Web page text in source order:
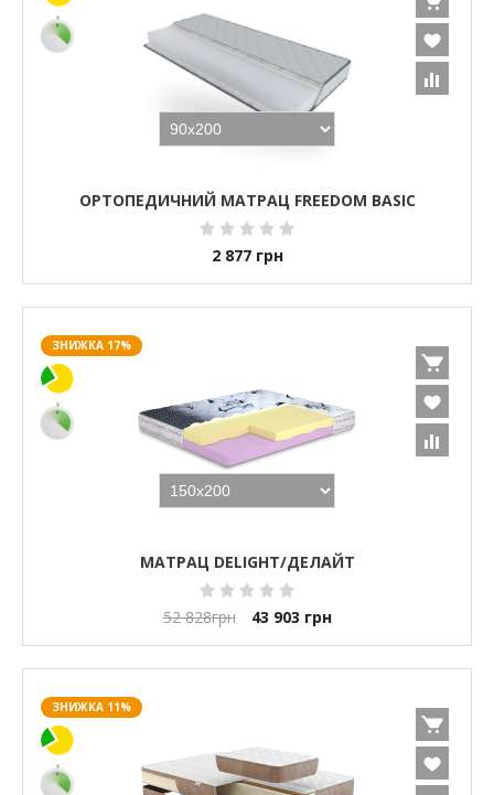
ОРТОПЕДИЧНИЙ МАТРАЦ FREEDOM BASIC
2 877 грн
ЗНИЖКА 17%
МАТРАЦ DELIGHT/ДЕЛАЙТ
52 828грн 43 903 грн
ЗНИЖКА 11%